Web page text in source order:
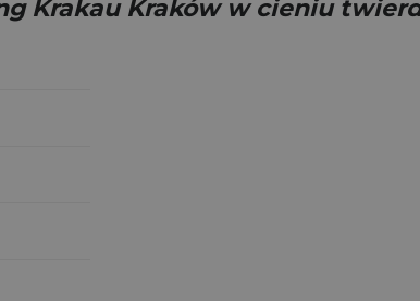
Krakau Kraków w cieniu